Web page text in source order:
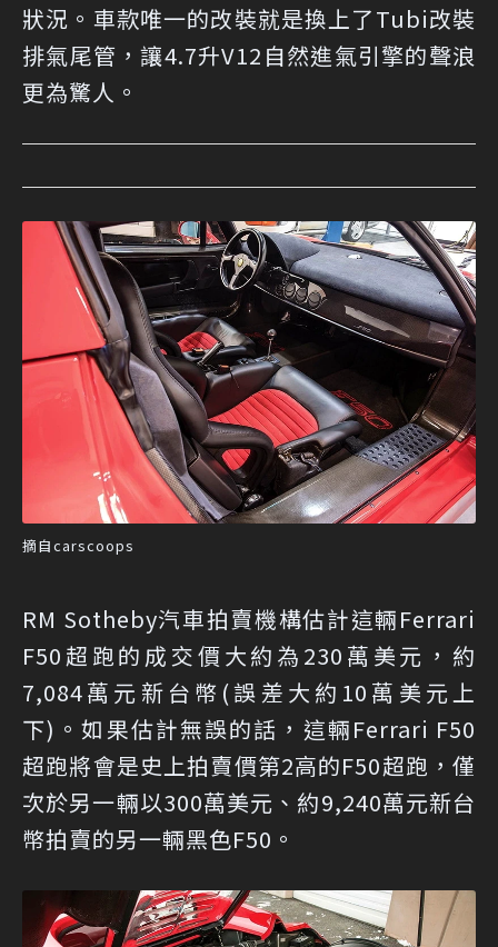
狀況。車款唯一的改裝就是換上了Tubi改裝
排氣尾管，讓4.7升V12自然進氣引擎的聲浪
更為驚人。
摘自carscoops
RM Sotheby汽車拍賣機構估計這輛Ferrari
F50超跑的成交價大約為230萬美元，約
7,084萬元新台幣(誤差大約10萬美元上
下)。如果估計無誤的話，這輛Ferrari F50
超跑將會是史上拍賣價第2高的F50超跑，僅
次於另一輛以300萬美元、約9,240萬元新台
幣拍賣的另一輛黑色F50。